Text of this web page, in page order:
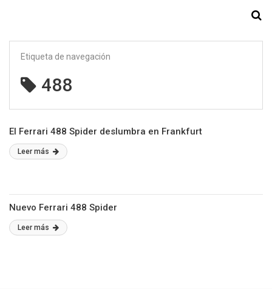
Etiqueta de navegación
488
El Ferrari 488 Spider deslumbra en Frankfurt
Leer más
Nuevo Ferrari 488 Spider
Leer más